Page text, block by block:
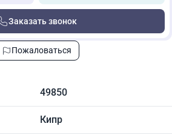
Заказать звонок
Пожаловаться
49850
Кипр